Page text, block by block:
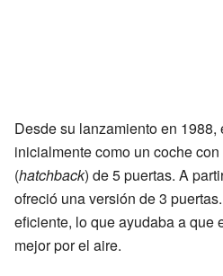
Desde su lanzamiento en
inicialmente como un coche
(hatchback) de 5 puertas. A
ofreció una versión de 3
eficiente, lo que ayudaba a que
mejor por el aire.